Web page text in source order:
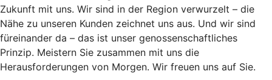
Zukunft mit uns. Wir sind in der Region verwurzelt – die
Nähe zu unseren Kunden zeichnet uns aus. Und wir sind
füreinander da – das ist unser genossenschaftliches
Prinzip. Meistern Sie zusammen mit uns die
Herausforderungen von Morgen. Wir freuen uns auf Sie.